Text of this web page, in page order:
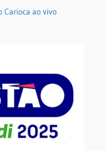
Carioca ao vivo